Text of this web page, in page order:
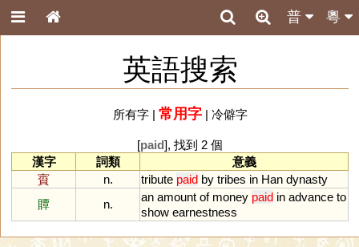
粵
普
英語搜索
所有字| 常用字| 冷僻字
[paid], 找到 2 個
漢字
詞類
意義
賨
n. tribute paid by tribes in Han dynasty
贉
n.
an amount of money paid in advance to
show earnestness